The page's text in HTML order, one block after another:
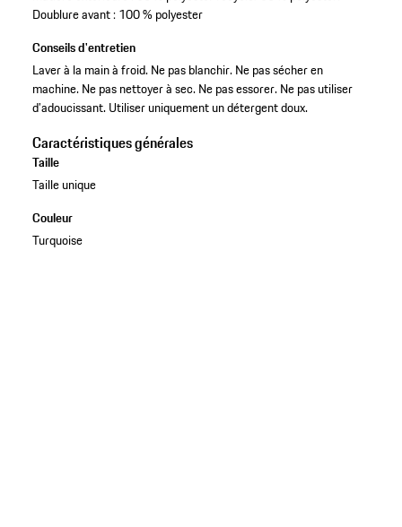
Doublure avant : 100 % polyester
Conseils d'entretien
Laver à la main à froid. Ne pas blanchir. Ne pas sécher en
machine. Ne pas nettoyer à sec. Ne pas essorer. Ne pas utiliser
d’adoucissant. Utiliser uniquement un détergent doux.
Caractéristiques générales
Taille
Taille unique
Couleur
Turquoise